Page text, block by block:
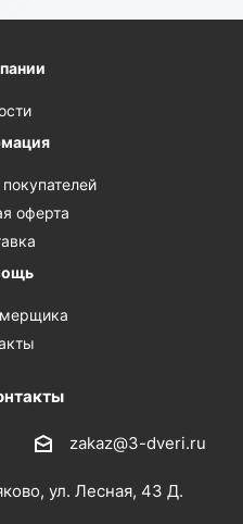
оферта
zakaz@3-dveri.ru
ул. Лесная, 43 Д.